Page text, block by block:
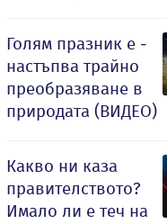
Голям празник е -
настъпва трайно
преобразяване в
природата (ВИДЕО)
Какво ни каза
правителството?
Имало ли е теч на